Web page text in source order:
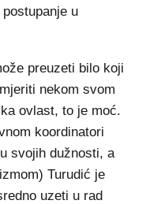
u
preuzeti bilo koji
nekom svom
ovlast, to je moć.
koordinatori
svojih dužnosti, a
Turudić je
uzeti u rad